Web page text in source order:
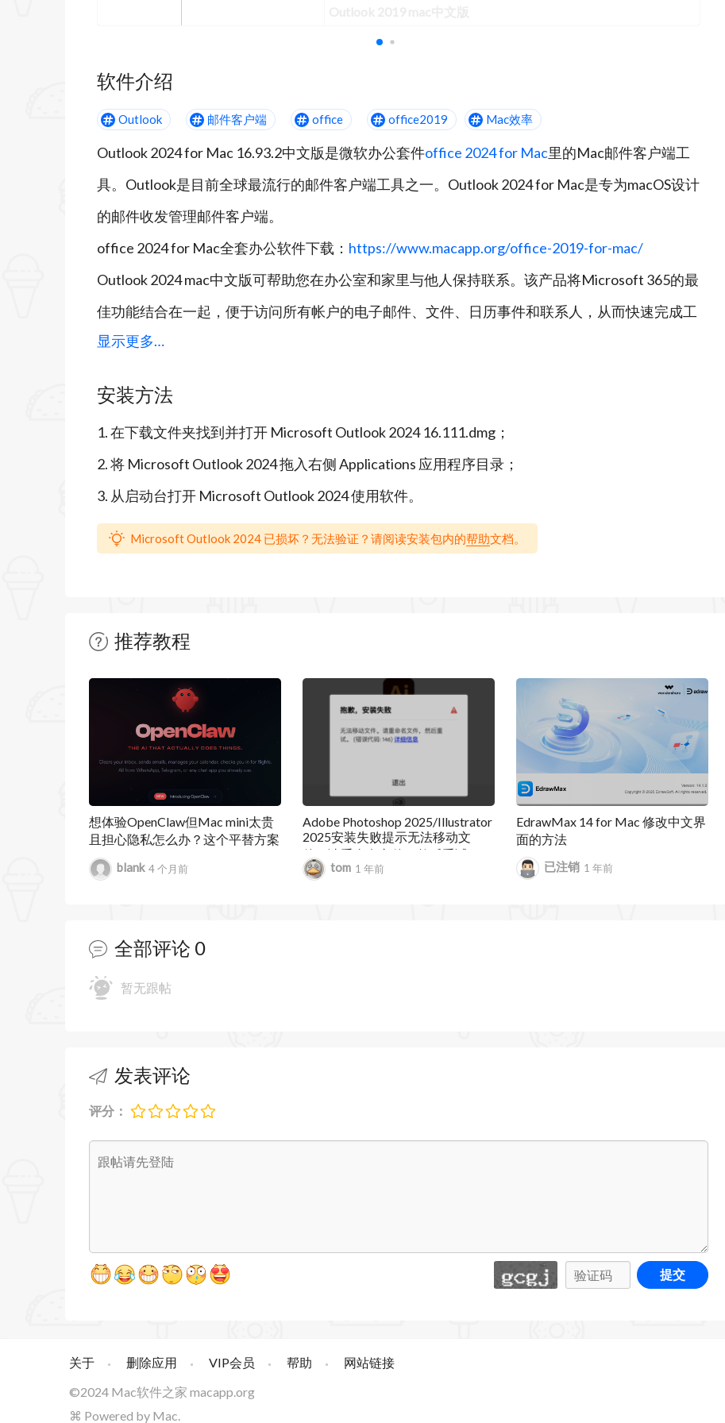
软件介绍
Outlook 邮件客户端 office office2019 Mac效率
Outlook 2024 for Mac 16.93.2中文版是微软办公套件office 2024 for Mac里的Mac邮件客户端工
具。Outlook是目前全球最流行的邮件客户端工具之一。Outlook 2024 for Mac是专为macOS设计
的邮件收发管理邮件客户端。
office 2024 for Mac全套办公软件下载： https://www.macapp.org/office-2019-for-mac/
Outlook 2024 mac中文版可帮助您在办公室和家里与他人保持联系。该产品将Microsoft 365的最
佳功能结合在一起，便于访问所有帐户的电子邮件、文件、日历事件和联系人，从而快速完成工
作。您还可以通过个性化收件箱和日历随时了解重要消息。
集中所有内容
重要信息--Outlook首先显示最重要的消息，然后启用智能筛选器。
您可以同时查看多个日历，而不会错过重要事项。
通过电子邮件、日历和联系方式，一眼就能看到最感兴趣的人的动向。
比“努力”工作更聪明。
标记电子邮件或设置通知，以帮助维护后续活动和确定日常业务优先级。
安全预防措施保护隐私，让您高枕无忧。(David aser，Northern Exposure)
使用邮件加密保护电子邮件。
使用敏感度选项卡保护机密信息
与电子邮件供应商协作
用于Mac的outlook包括Microsoft Exchange、Microsoft 365、Outlook.com(包括Hotmail和
MSN)、Gmail、Yahoo Mail和iCloud。
Outlook 2024 for Mac 16.93.2的新功能：
修复已知问题
Microsoft Outlook 2024 16.105 更新内容：
- 日历：日历现在允许用户使用日历表面上的视图切换器在网格和列表视图之间切换。
- 错误修复
Microsoft Outlook 2024 16.105 更新内容：
更新日期：2026年1月13日
- 错误修复
- 安全：数据丢失防护 (DLP) 可帮助保护敏感信息，通过检测和防止意外共享机密数据，同时允
许用户在组织策略范围内高效工作。
显示更多…
安装方法
1. 在下载文件夹找到并打开 Microsoft Outlook 2024 16.111.dmg；
2. 将 Microsoft Outlook 2024 拖入右侧 Applications 应用程序目录；
3. 从启动台打开 Microsoft Outlook 2024 使用软件。
Microsoft Outlook 2024 已损坏？无法验证？请阅读安装包内的帮助文档。
推荐教程
暂无文章
想体验OpenClaw但Mac mini太贵
且担心隐私怎么办？这个平替方案
一定不要错过
blank 4 个月前
Adobe Photoshop 2025/Illustrator
2025安装失败提示无法移动文
件。请重命名文件，然后重试。
（错误代码：146）
tom 1 年前
EdrawMax 14 for Mac 修改中文界
面的方法
已注销 1 年前
全部评论 0
暂无跟帖
发表评论
评分：
提交
关于 删除应用 VIP会员 帮助
网站链接
©2024 Mac软件之家 macapp.org
⌘ Powered by Mac.